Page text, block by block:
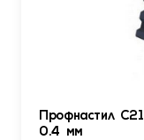
Профнастил
0.4 мм